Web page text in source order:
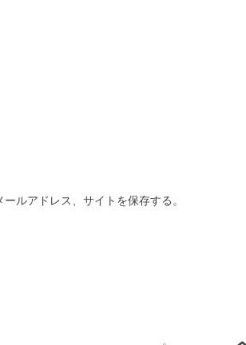
ルアドレス、サイトを保存する。